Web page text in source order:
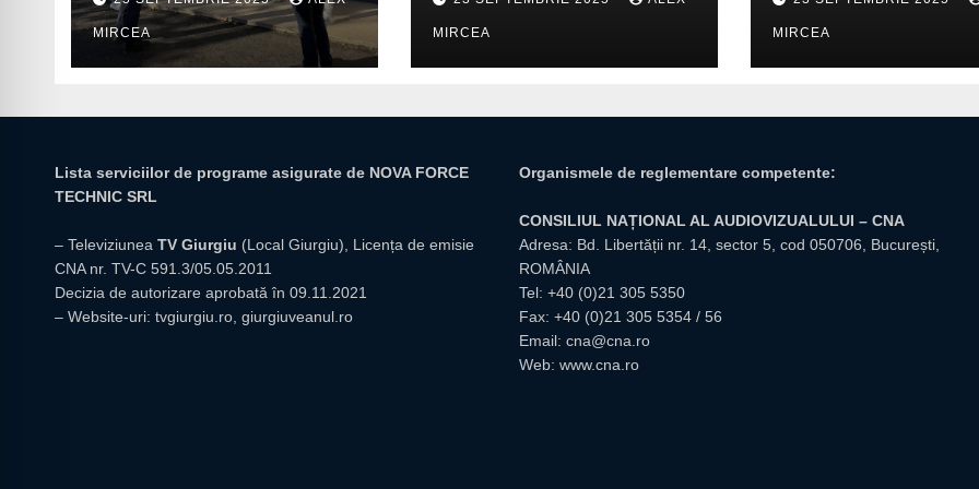
MIRCEA
prioritate pentru
instituțiile publice
giurgiuvene
MIRCEA
trafic
MIRCEA
Lista serviciilor de programe asigurate de NOVA FORCE
TECHNIC SRL
– Televiziunea TV Giurgiu (Local Giurgiu), Licența de emisie
CNA nr. TV-C 591.3/05.05.2011
Decizia de autorizare aprobată în 09.11.2021
– Website-uri: tvgiurgiu.ro, giurgiuveanul.ro
Organismele de reglementare competente:
CONSILIUL NAȚIONAL AL AUDIOVIZUALULUI – CNA
Adresa: Bd. Libertății nr. 14, sector 5, cod 050706, București,
ROMÂNIA
Tel: +40 (0)21 305 5350
Fax: +40 (0)21 305 5354 / 56
Email: cna@cna.ro
Web: www.cna.ro